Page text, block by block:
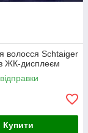
волосся Schtaiger
ЖК-дисплеєм
Купити